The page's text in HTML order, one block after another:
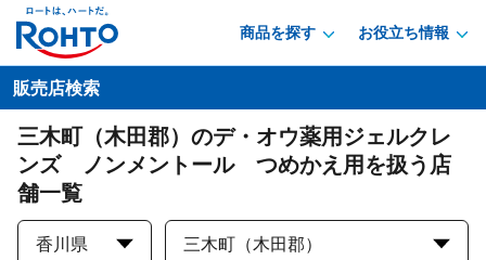
商品を探す お役立ち情報
販売店検索
三木町（木田郡）のデ・オウ薬用ジェルクレ
ンズ ノンメントール つめかえ用を扱う店
舗一覧
香川県 三木町（木田郡）